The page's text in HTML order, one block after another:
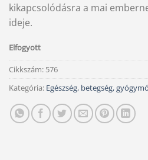
kikapcsolódásra a mai
ideje.
Elfogyott
Cikkszám: 576
Kategória: Egészség, betegség,